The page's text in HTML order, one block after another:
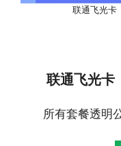
联通飞光卡
联通飞光
所有套餐透明